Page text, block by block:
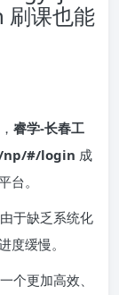
课也能
睿学-长春工
np/#/login 成
台。
于缺乏系统化
度缓慢。
个更加高效、